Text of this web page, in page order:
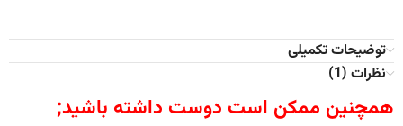
توضیحات تکمیلی
نظرات (1)
همچنین ممکن است دوست داشته باشید;